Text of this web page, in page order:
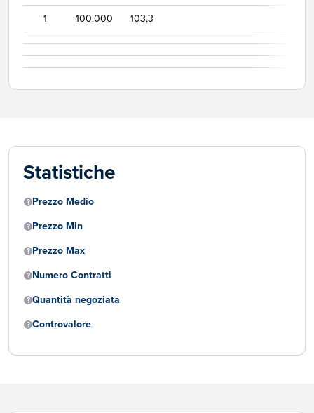
1
100.000 103,3
Statistiche
Prezzo Medio
Prezzo Min
Prezzo Max
Numero Contratti
Quantità negoziata
Controvalore